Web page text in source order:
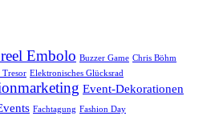
Embolo Buzzer Game Chris Böhm
Tresor Elektronisches Glücksrad
Event-Dekorationen
Fachtagung Fashion Day